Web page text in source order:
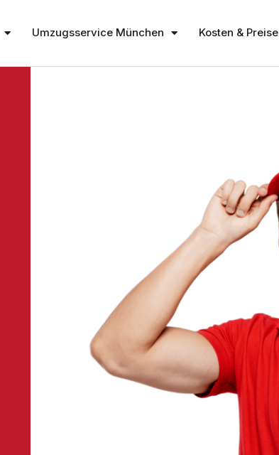
Umzugsservice München Kosten & Preise